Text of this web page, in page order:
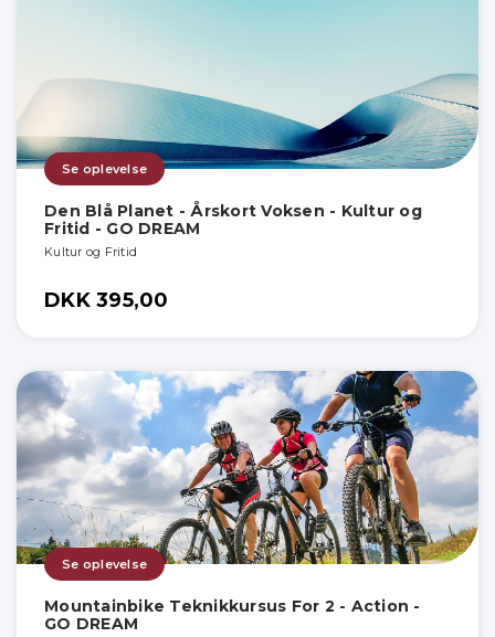
Se oplevelse
Den Blå Planet - Årskort Voksen - Kultur og
Fritid - GO DREAM
Kultur og Fritid
DKK 395,00
Se oplevelse
Mountainbike Teknikkursus For 2 - Action -
GO DREAM